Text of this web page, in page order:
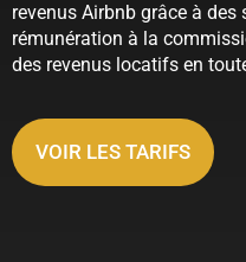
revenus Airbnb grâce à
rémunération à la
des revenus locatifs en
VOIR LES TARIFS